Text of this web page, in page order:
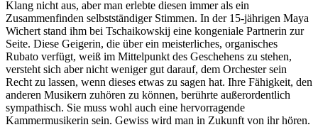
Klang nicht aus, aber man erlebte diesen immer als ein
Zusammenfinden selbstständiger Stimmen. In der 15-jährigen Maya
Wichert stand ihm bei Tschaikowskij eine kongeniale Partnerin zur
Seite. Diese Geigerin, die über ein meisterliches, organisches
Rubato verfügt, weiß im Mittelpunkt des Geschehens zu stehen,
versteht sich aber nicht weniger gut darauf, dem Orchester sein
Recht zu lassen, wenn dieses etwas zu sagen hat. Ihre Fähigkeit, den
anderen Musikern zuhören zu können, berührte außerordentlich
sympathisch. Sie muss wohl auch eine hervorragende
Kammermusikerin sein. Gewiss wird man in Zukunft von ihr hören.